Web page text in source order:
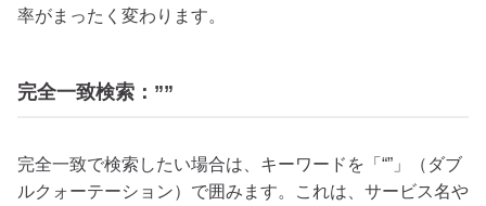
率がまったく変わります。
完全一致検索：””
完全一致で検索したい場合は、キーワードを「“”」（ダブ
ルクォーテーション）で囲みます。これは、サービス名や